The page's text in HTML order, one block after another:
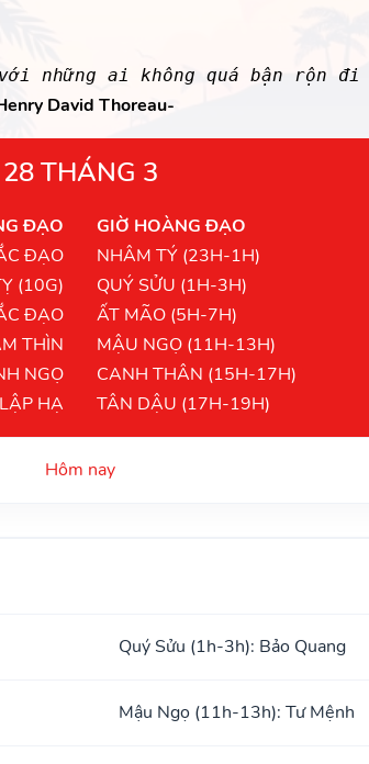
những ai không quá bận rộn đi
David Thoreau-
28 THÁNG 3
ĐẠO
ĐẠO
(10G)
ĐẠO
THÌN
NGỌ
HẠ
GIỜ HOÀNG ĐẠO
NHÂM TÝ (23H-1H)
QUÝ SỬU (1H-3H)
ẤT MÃO (5H-7H)
MẬU NGỌ (11H-13H)
CANH THÂN (15H-17H)
TÂN DẬU (17H-19H)
Hôm nay
Quý Sửu (1h-3h): Bảo Quang
Mậu Ngọ (11h-13h): Tư Mệnh